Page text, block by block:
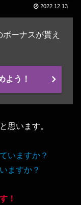
2022.12.13
ーナスが貰え
よう！
思います。
いますか？
ますか？
！